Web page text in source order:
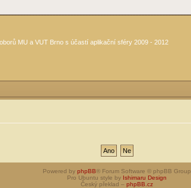
MU a VUT Brno s účastí aplikační sféry 2009 - 2012
Powered by phpBB® Forum Software © phpBB Group
Pro Ubuntu style by Ishimaru Design
Český překlad – phpBB.cz